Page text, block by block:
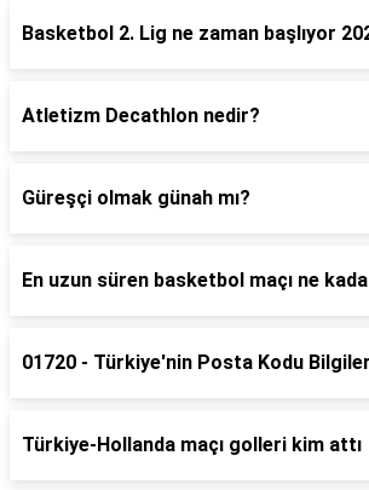
Basketbol 2. Lig ne zaman başlıyor
Atletizm Decathlon nedir?
Güreşçi olmak günah mı?
En uzun süren basketbol maçı ne
01720 - Türkiye'nin Posta Kodu
Türkiye-Hollanda maçı golleri kim attı